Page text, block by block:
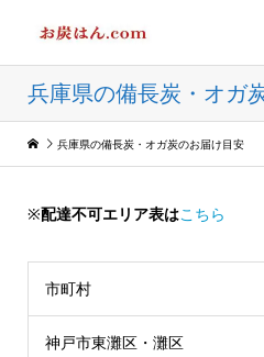
兵庫県の備長炭・オガ
兵庫県の備長炭・オガ炭のお届け目安
※配達不可エリア表はこちら
市町村
神戸市東灘区・灘区